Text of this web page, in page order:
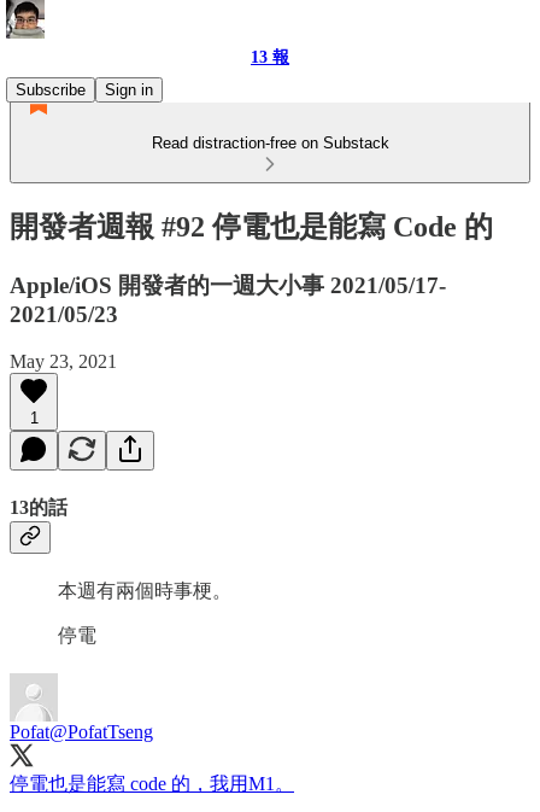
13 報
Subscribe
Sign in
Read distraction-free on Substack
開發者週報 #92 停電也是能寫 Code 的
Apple/iOS 開發者的一週大小事 2021/05/17-
2021/05/23
May 23, 2021
1
13的話
本週有兩個時事梗。
停電
Pofat@PofatTseng
停電也是能寫 code 的，我用M1。